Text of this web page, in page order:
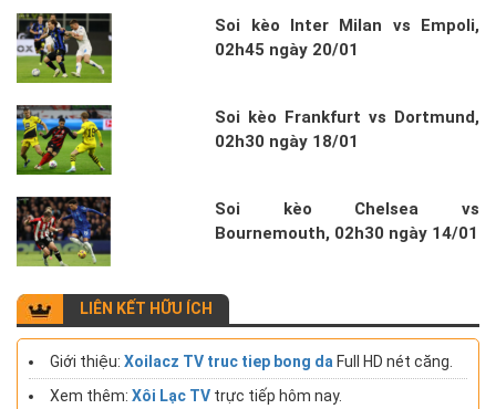
Soi kèo Inter Milan vs Empoli,
02h45 ngày 20/01
Soi kèo Frankfurt vs Dortmund,
02h30 ngày 18/01
Soi kèo Chelsea vs
Bournemouth, 02h30 ngày 14/01
LIÊN KẾT HỮU ÍCH
Giới thiệu: Xoilacz TV truc tiep bong da Full HD nét căng.
Xem thêm: Xôi Lạc TV trực tiếp hôm nay.